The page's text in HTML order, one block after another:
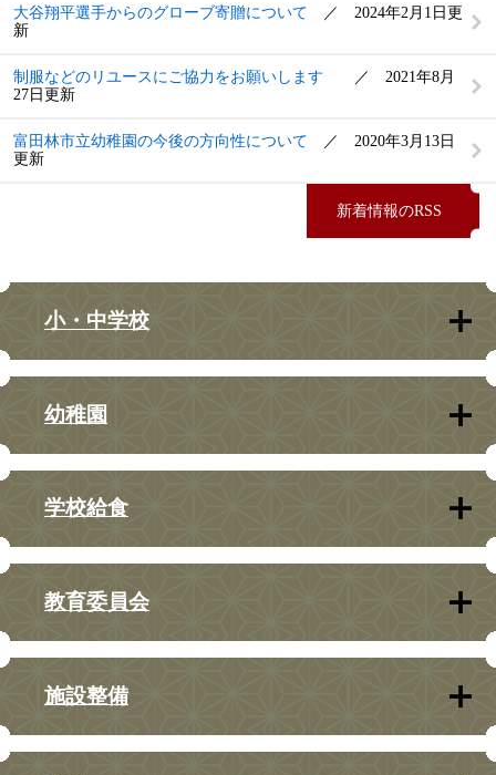
大谷翔平選手からのグローブ寄贈について
2024年2月1日更
新
制服などのリユースにご協力をお願いします
2021年8月
27日更新
富田林市立幼稚園の今後の方向性について
2020年3月13日
更新
新着情報のRSS
小・中学校
幼稚園
学校給食
教育委員会
施設整備